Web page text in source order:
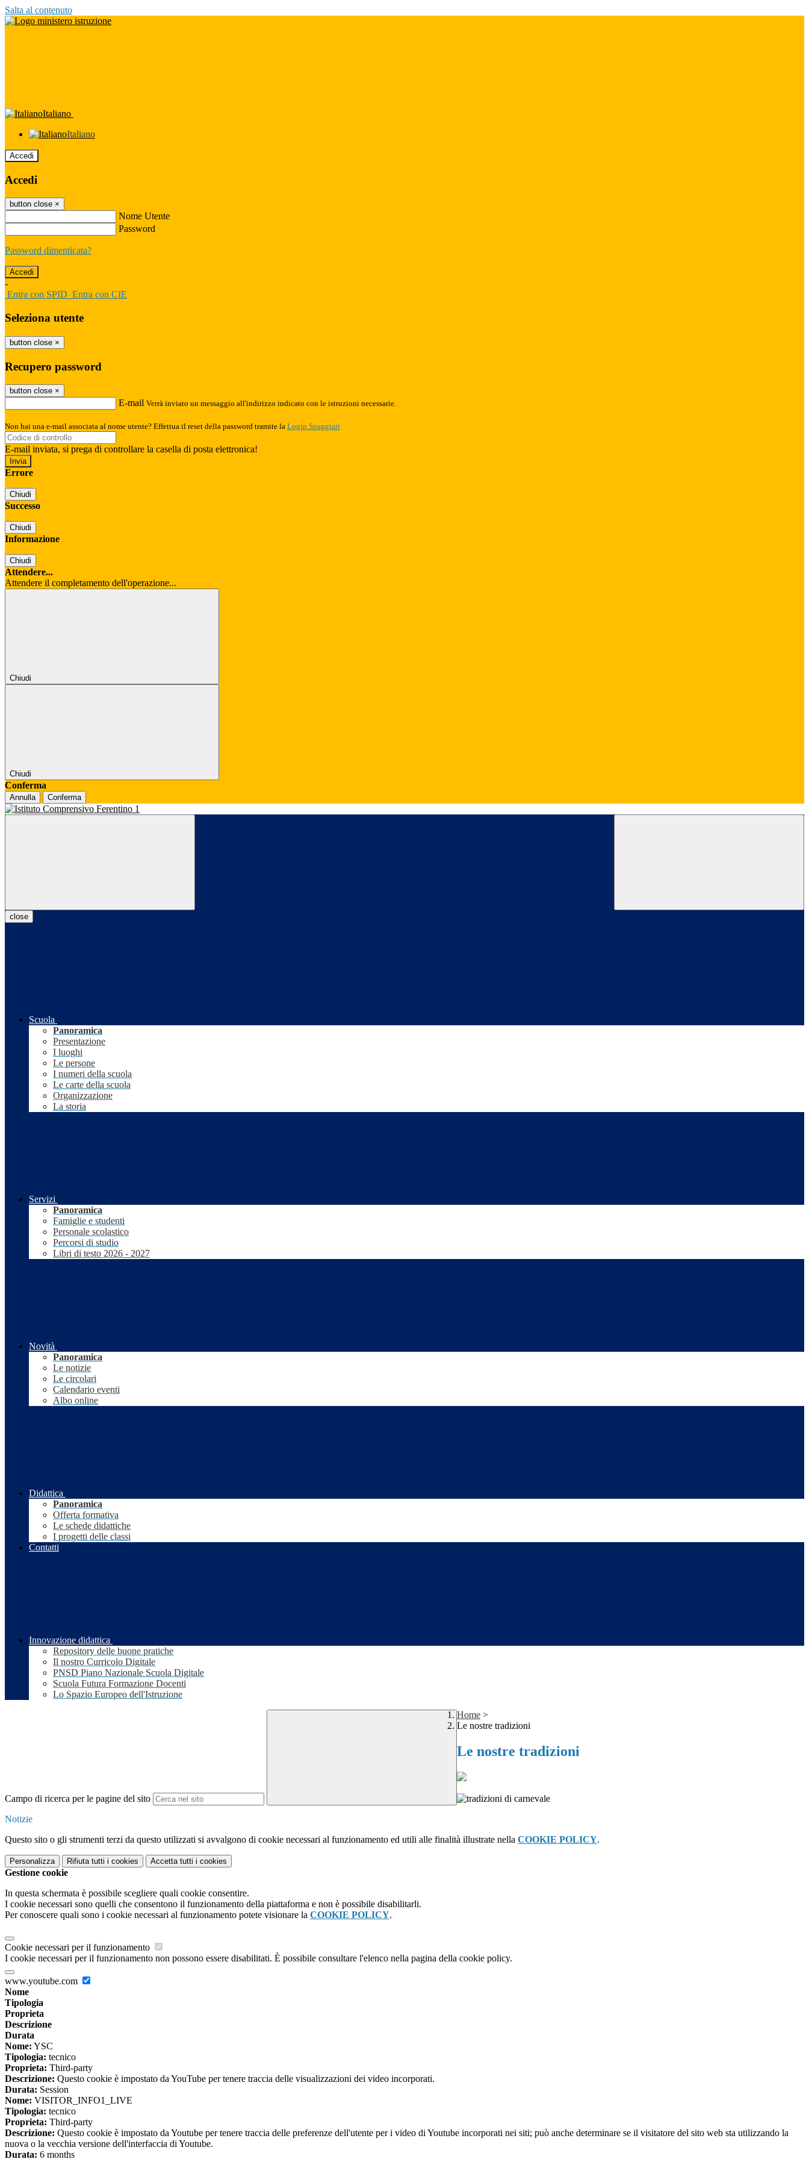
Salta al contenuto
Italiano
Italiano
Accedi
Accedi
button close ×
Nome Utente
Password
Password dimenticata?
-
Entra con SPID Entra con CIE
Seleziona utente
button close ×
Recupero password
button close ×
E-mail Verrà inviato un messaggio all'indirizzo indicato con le istruzioni necessarie.
Non hai una e-mail associata al nome utente? Effettua il reset della password tramite la Login Spaggiari
E-mail inviata, si prega di controllare la casella di posta elettronica!
Errore
Chiudi
Successo
Chiudi
Informazione
Chiudi
Attendere...
Attendere il completamento dell'operazione...
Chiudi
Chiudi
Conferma
Annulla Conferma
close
Scuola
Panoramica
Presentazione
I luoghi
Le persone
I numeri della scuola
Le carte della scuola
Organizzazione
La storia
Servizi
Panoramica
Famiglie e studenti
Personale scolastico
Percorsi di studio
Libri di testo 2026 - 2027
Novità
Panoramica
Le notizie
Le circolari
Calendario eventi
Albo online
Didattica
Panoramica
Offerta formativa
Le schede didattiche
I progetti delle classi
Contatti
Innovazione didattica
Repository delle buone pratiche
Il nostro Curricolo Digitale
PNSD Piano Nazionale Scuola Digitale
Scuola Futura Formazione Docenti
Lo Spazio Europeo dell'Istruzione
Campo di ricerca per le pagine del sito
Home >
Le nostre tradizioni
Le nostre tradizioni
Notizie
Questo sito o gli strumenti terzi da questo utilizzati si avvalgono di cookie necessari al funzionamento ed utili alle finalità illustrate nella COOKIE POLICY.
Personalizza Rifiuta tutti i cookies Accetta tutti i cookies
Gestione cookie
In questa schermata è possibile scegliere quali cookie consentire.
I cookie necessari sono quelli che consentono il funzionamento della piattaforma e non è possibile disabilitarli.
Per conoscere quali sono i cookie necessari al funzionamento potete visionare la COOKIE POLICY.
Cookie necessari per il funzionamento
I cookie necessari per il funzionamento non possono essere disabilitati. È possibile consultare l'elenco nella pagina della cookie policy.
www.youtube.com
Nome
Tipologia
Proprieta
Descrizione
Durata
Nome: YSC
Tipologia: tecnico
Proprieta: Third-party
Descrizione: Questo cookie è impostato da YouTube per tenere traccia delle visualizzazioni dei video incorporati.
Durata: Session
Nome: VISITOR_INFO1_LIVE
Tipologia: tecnico
Proprieta: Third-party
Descrizione: Questo cookie è impostato da Youtube per tenere traccia delle preferenze dell'utente per i video di Youtube incorporati nei siti; può anche determinare se il visitatore del sito web sta utilizzando la
nuova o la vecchia versione dell'interfaccia di Youtube.
Durata: 6 months